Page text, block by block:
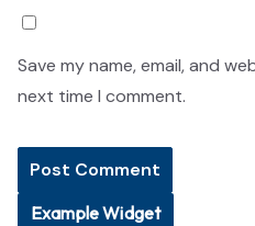
Save my name, email, and
next time I comment.
Example Widget